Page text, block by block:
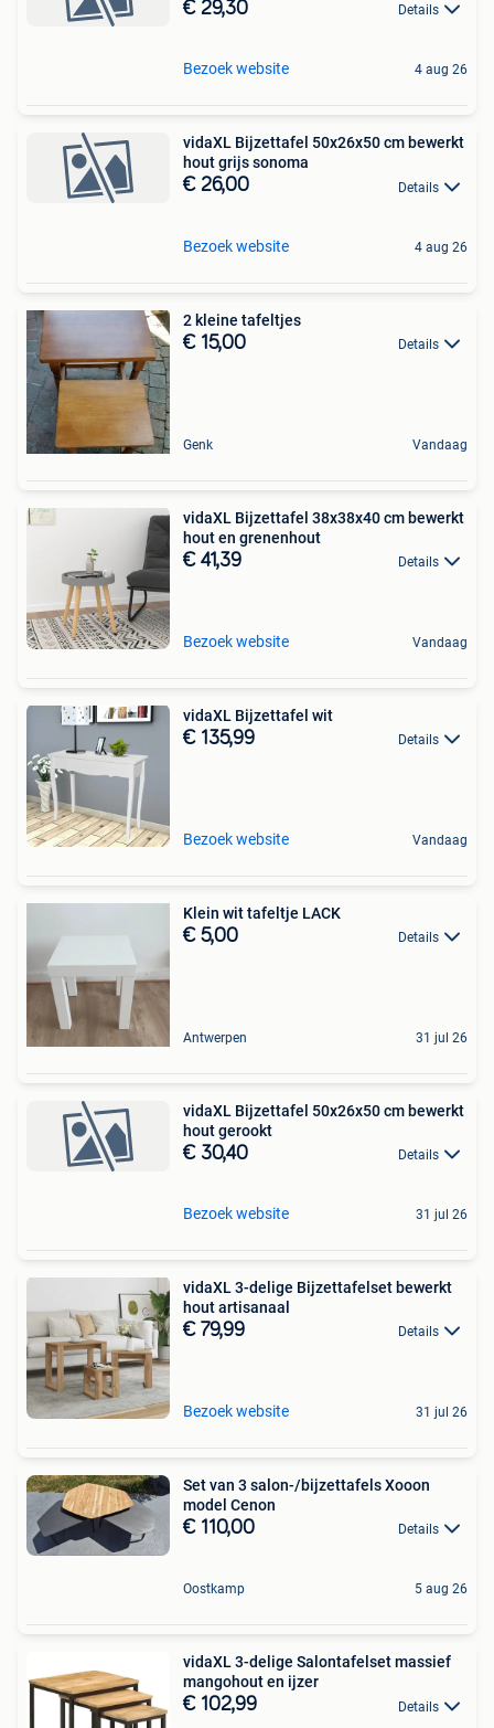
€ 29,30 Details
Bezoek website 4 aug 26
vidaXL Bijzettafel 50x26x50 cm bewerkt
hout grijs sonoma
€ 26,00 Details
Bezoek website 4 aug 26
2 kleine tafeltjes
€ 15,00 Details
Genk Vandaag
vidaXL Bijzettafel 38x38x40 cm bewerkt
hout en grenenhout
€ 41,39 Details
Bezoek website Vandaag
vidaXL Bijzettafel wit
€ 135,99 Details
Bezoek website Vandaag
Klein wit tafeltje LACK
€ 5,00 Details
Antwerpen 31 jul 26
vidaXL Bijzettafel 50x26x50 cm bewerkt
hout gerookt
€ 30,40 Details
Bezoek website 31 jul 26
vidaXL 3-delige Bijzettafelset bewerkt
hout artisanaal
€ 79,99 Details
Bezoek website 31 jul 26
Set van 3 salon-/bijzettafels Xooon
model Cenon
€ 110,00 Details
Oostkamp 5 aug 26
vidaXL 3-delige Salontafelset massief
mangohout en ijzer
€ 102,99 Details